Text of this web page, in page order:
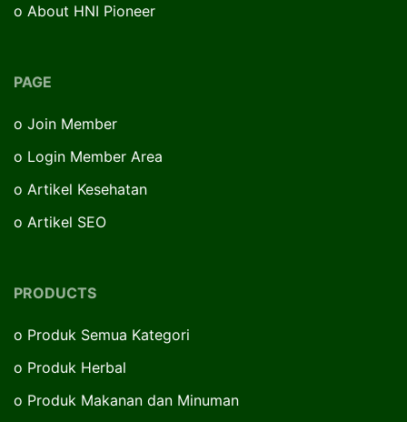
o About HNI Pioneer
PAGE
o Join Member
o Login Member Area
o Artikel Kesehatan
o Artikel SEO
PRODUCTS
o Produk Semua Kategori
o Produk Herbal
o Produk Makanan dan Minuman